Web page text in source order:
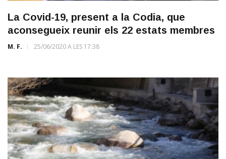
La Covid-19, present a la Codia, que
aconsegueix reunir els 22 estats membres
M. F. 25/06/2020 A LES 17:38